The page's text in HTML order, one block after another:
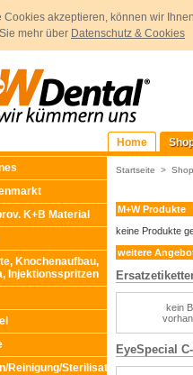
Cookies akzeptieren, können wir
mehr über Datenschutz & Cookies
Home
K+B Material
Knochenaufbau,
Injektionsspritzen
Reinigung/Sterilisation
Startseite > Shop
M+W Produkte
keine Produkte
weitere
kein
EyeSpecial